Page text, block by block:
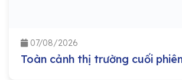
07/08/2026
Toàn cảnh thị trường cuối